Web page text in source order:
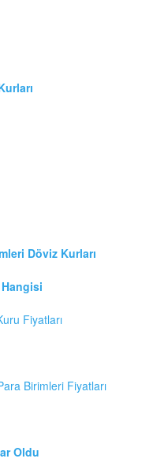
Döviz Kurları
Fiyatları
Birimleri Fiyatları
Oldu